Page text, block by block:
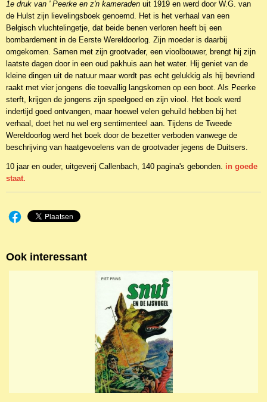
1e druk van ' Peerke en z'n kameraden uit 1919 en werd door W.G. van
de Hulst zijn lievelingsboek genoemd. Het is het verhaal van een
Belgisch vluchtelingetje, dat beide benen verloren heeft bij een
bombardement in de Eerste Wereldoorlog. Zijn moeder is daarbij
omgekomen. Samen met zijn grootvader, een vioolbouwer, brengt hij zijn
laatste dagen door in een oud pakhuis aan het water. Hij geniet van de
kleine dingen uit de natuur maar wordt pas echt gelukkig als hij bevriend
raakt met vier jongens die toevallig langskomen op een boot. Als Peerke
sterft, krijgen de jongens zijn speelgoed en zijn viool. Het boek werd
indertijd goed ontvangen, maar hoewel velen gehuild hebben bij het
verhaal, doet het nu wel erg sentimenteel aan. Tijdens de Tweede
Wereldoorlog werd het boek door de bezetter verboden vanwege de
beschrijving van haatgevoelens van de grootvader jegens de Duitsers.
10 jaar en ouder, uitgeverij Callenbach, 140 pagina's gebonden. in goede
staat.
Ook interessant